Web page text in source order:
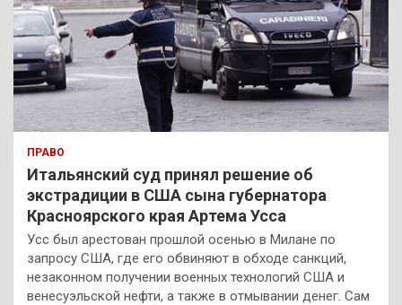
ПРАВО
Итальянский суд принял решение об
экстрадиции в США сына губернатора
Красноярского края Артема Усса
Усс был арестован прошлой осенью в Милане по
запросу США, где его обвиняют в обходе санкций,
незаконном получении военных технологий США и
венесуэльской нефти, а также в отмывании денег. Сам